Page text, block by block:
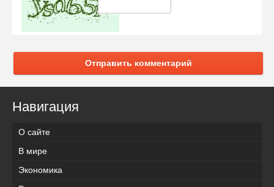
Отправить комментарий
Навигация
О сайте
В мире
Экономика